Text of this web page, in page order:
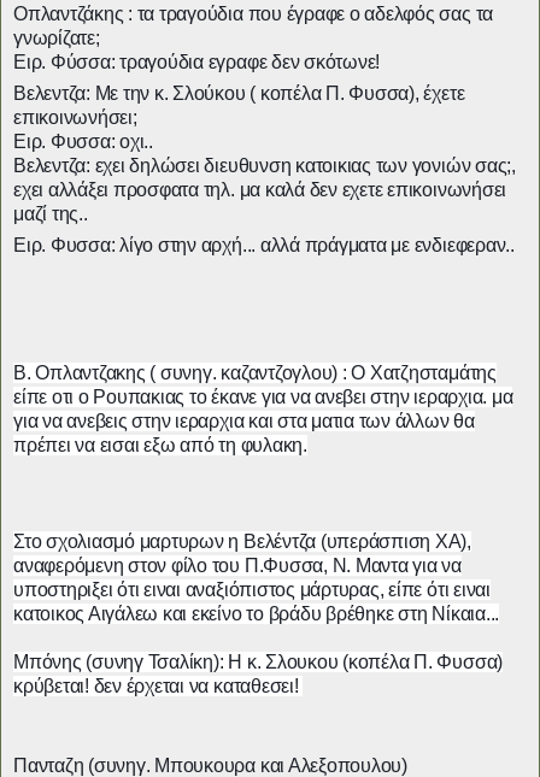
Οπλαντζάκης : τα τραγούδια που έγραφε ο αδελφός σας τα
γνωρίζατε;
Ειρ. Φύσσα: τραγούδια εγραφε δεν σκότωνε!
Βελεντζα: Με την κ. Σλούκου ( κοπέλα Π. Φυσσα), έχετε
επικοινωνήσει;
Ειρ. Φυσσα: οχι..
Βελεντζα: εχει δηλώσει διευθυνση κατοικιας των γονιών σας;,
εχει αλλάξει προσφατα τηλ. μα καλά δεν εχετε επικοινωνήσει
μαζί της..
Ειρ. Φυσσα: λίγο στην αρχή... αλλά πράγματα με ενδιεφεραν..
Β. Οπλαντζακης ( συνηγ. καζαντζογλου) : Ο Χατζησταμάτης
είπε οτι ο Ρουπακιας το έκανε για να ανεβει στην ιεραρχια. μα
για να ανεβεις στην ιεραρχια και στα ματια των άλλων θα
πρέπει να εισαι εξω από τη φυλακη.
Στο σχολιασμό μαρτυρων η Βελέντζα (υπεράσπιση ΧΑ),
αναφερόμενη στον φίλο του Π.Φυσσα, Ν. Μαντα για να
υποστηριξει ότι ειναι αναξιόπιστος μάρτυρας, είπε ότι ειναι
κατοικος Αιγάλεω και εκείνο το βράδυ βρέθηκε στη Νίκαια...
Μπόνης (συνηγ Τσαλίκη): Η κ. Σλουκου (κοπέλα Π. Φυσσα)
κρύβεται! δεν έρχεται να καταθεσει!
Πανταζη (συνηγ. Μπουκουρα και Αλεξοπουλου)